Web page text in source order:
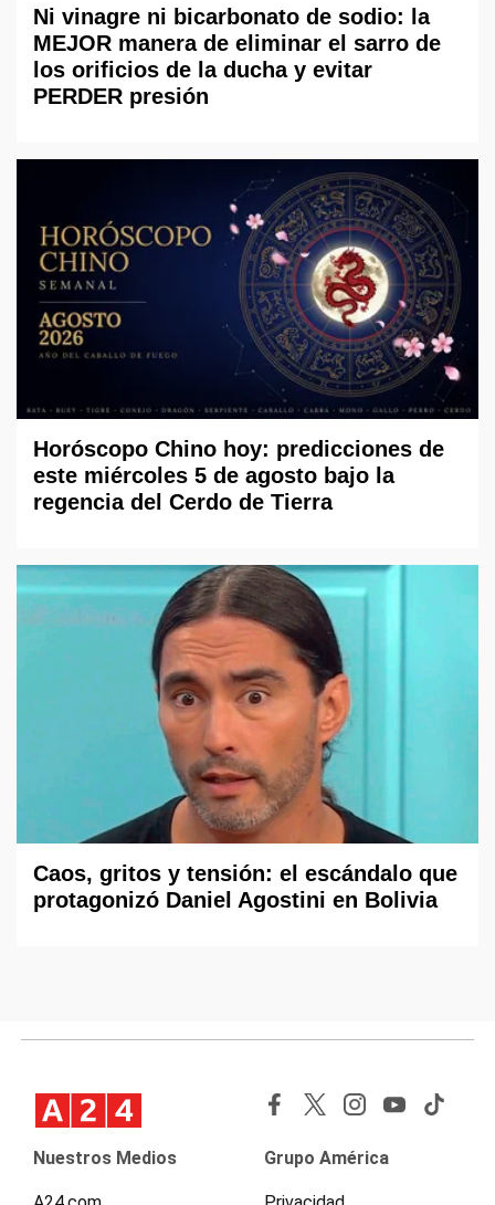
Ni vinagre ni bicarbonato de sodio: la
MEJOR manera de eliminar el sarro de
los orificios de la ducha y evitar
PERDER presión
Horóscopo Chino hoy: predicciones de
este miércoles 5 de agosto bajo la
regencia del Cerdo de Tierra
Caos, gritos y tensión: el escándalo que
protagonizó Daniel Agostini en Bolivia
Nuestros Medios Grupo América